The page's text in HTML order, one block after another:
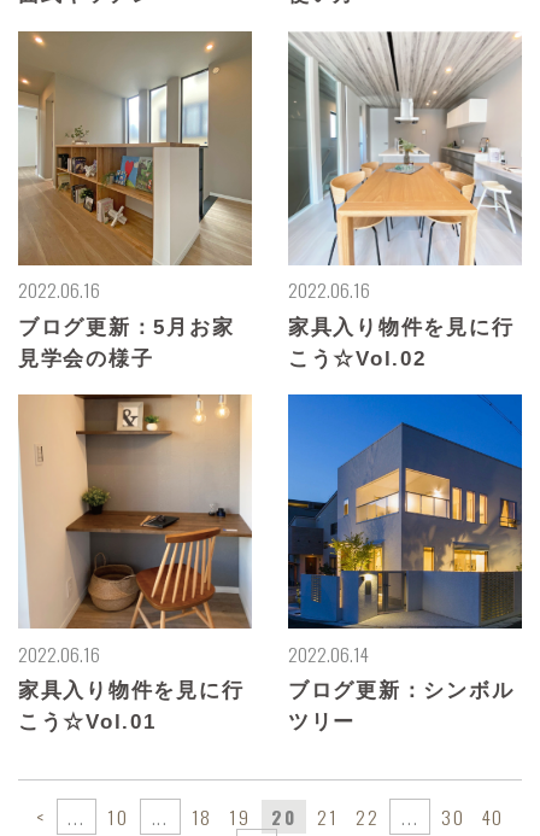
2022.06.16
ブログ更新：5月お家
見学会の様子
2022.06.16
家具入り物件を見に行
こう☆Vol.02
2022.06.16
家具入り物件を見に行
こう☆Vol.01
2022.06.14
ブログ更新：シンボル
ツリー
< ... 10 ... 18 19 20 21 22 ... 30
40